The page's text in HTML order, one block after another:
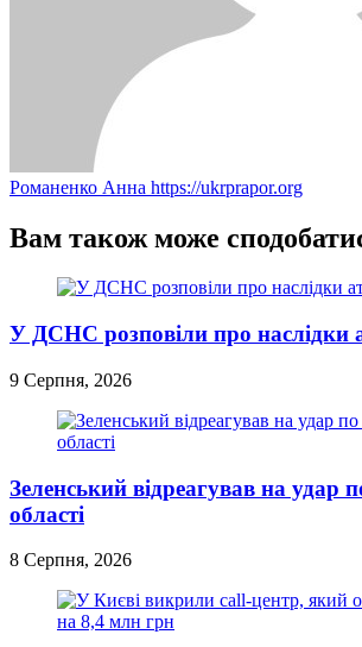
Романенко Анна https://ukrprapor.org
Вам також може
У ДСНС розповіли про наслідки
9 Серпня, 2026
Зеленський відреагував на удар
області
8 Серпня, 2026